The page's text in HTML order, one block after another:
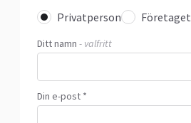
Privatperson Företaget
Ditt namn - valfritt
Din e-post *